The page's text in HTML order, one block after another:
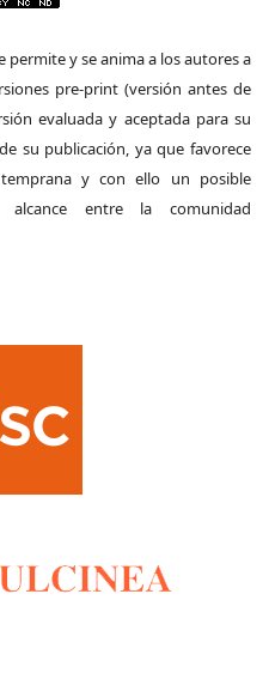
permite y se anima a los autores a
pre-print (versión antes de
evaluada y aceptada para su
su publicación, ya que favorece
y con ello un posible
entre la comunidad